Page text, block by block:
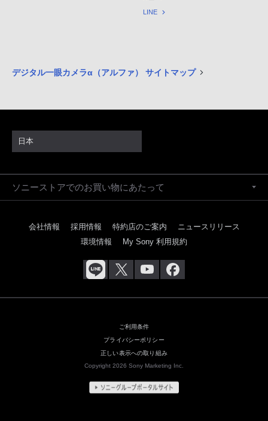
LINE
デジタル一眼カメラα（アルファ） サイトマップ
日本
ソニーストアでのお買い物にあたって
会社情報 採用情報 特約店のご案内
ニュースリリース
環境情報
My Sony 利用規約
ご利用条件
プライバシーポリシー
正しい表示への取り組み
Copyright 2026 Sony Marketing Inc.